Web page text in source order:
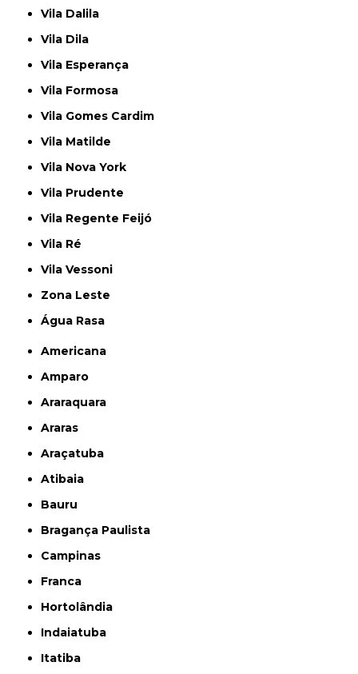
Vila Dalila
Vila Dila
Vila Esperança
Vila Formosa
Vila Gomes Cardim
Vila Matilde
Vila Nova York
Vila Prudente
Vila Regente Feijó
Vila Ré
Vila Vessoni
Zona Leste
Água Rasa
Americana
Amparo
Araraquara
Araras
Araçatuba
Atibaia
Bauru
Bragança Paulista
Campinas
Franca
Hortolândia
Indaiatuba
Itatiba